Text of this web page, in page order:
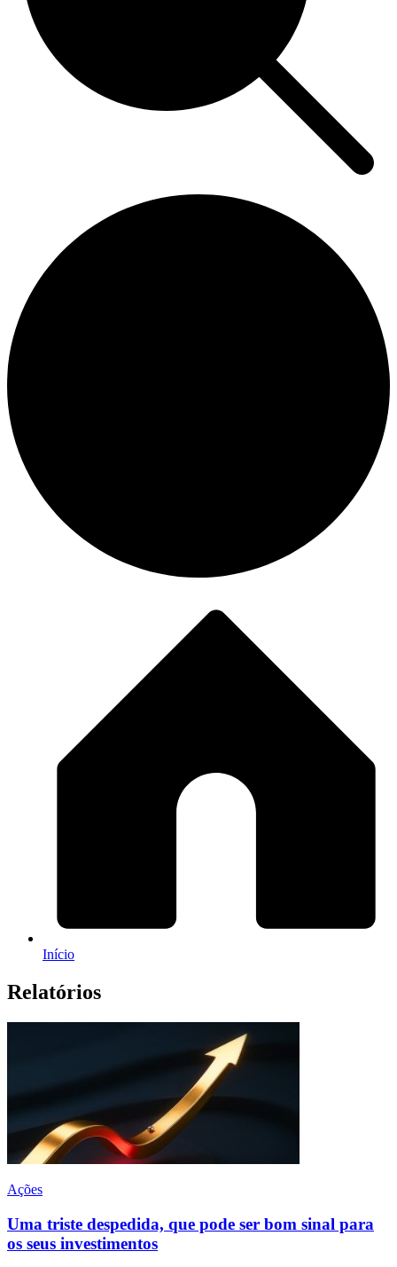
Início
Relatórios
Ações
Uma triste despedida, que pode ser bom sinal para
os seus investimentos